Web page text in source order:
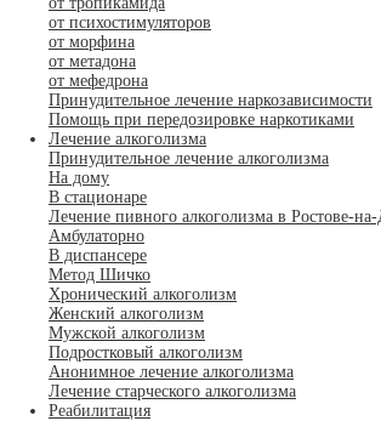
от психостимуляторов
от морфина
от метадона
от мефедрона
Принудительное лечение наркозависимости
Помощь при передозировке наркотиками
Лечение алкоголизма
Принудительное лечение алкоголизма
На дому
В стационаре
Лечение пивного алкоголизма в Ростове-
Амбулаторно
В диспансере
Метод Шичко
Хронический алкоголизм
Женский алкоголизм
Мужской алкоголизм
Подростковый алкоголизм
Анонимное лечение алкоголизма
Лечение старческого алкоголизма
Реабилитация